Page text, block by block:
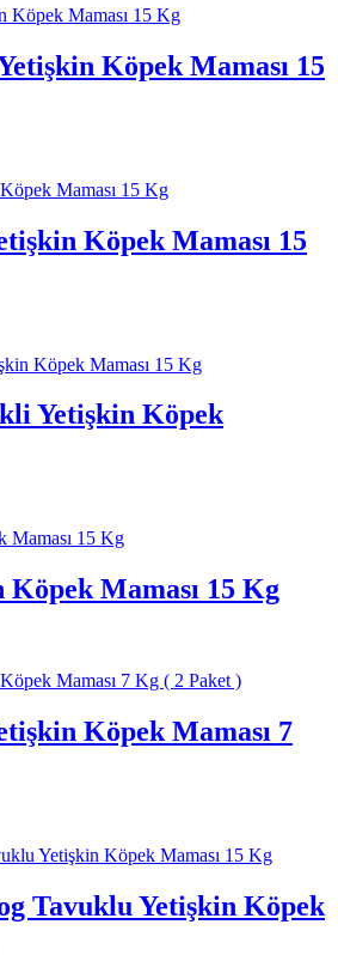
Köpek Maması 15
Köpek Maması 15
Yetişkin Köpek
Maması 15 Kg
Köpek Maması 7
Tavuklu Yetişkin Köpek